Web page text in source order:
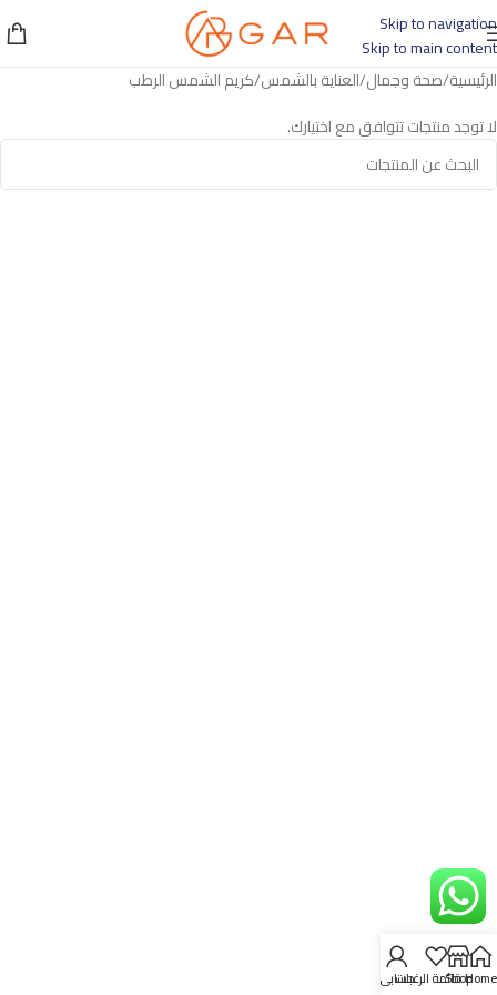
Skip to navigation
Skip to main content
الرئيسية صحة وجمال العناية بالشمس كريم الشمس الرطب
لا توجد منتجات تتوافق مع اختيارك.
Home
Shop
قائمة الرغبات
حسابي